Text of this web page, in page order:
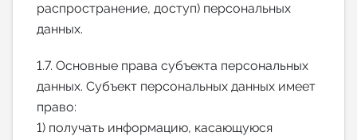
распространение, доступ) персональных
данных.
1.7. Основные права субъекта персональных
данных. Субъект персональных данных имеет
право:
1) получать информацию, касающуюся